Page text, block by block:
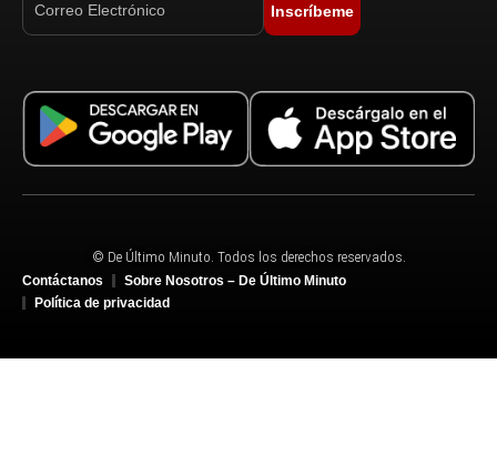
Inscríbeme
© De Último Minuto. Todos los derechos reservados.
Contáctanos
Sobre Nosotros – De Último Minuto
Política de privacidad